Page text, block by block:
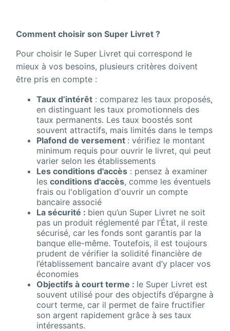
Comment choisir son Super Livret ?
Pour choisir le Super Livret qui correspond le
mieux à vos besoins, plusieurs critères doivent
être pris en compte :
Taux d’intérêt : comparez les taux proposés,
en distinguant les taux promotionnels des
taux permanents. Les taux boostés sont
souvent attractifs, mais limités dans le temps
Plafond de versement : vérifiez le montant
minimum requis pour ouvrir le livret, qui peut
varier selon les établissements
Les conditions d'accès : pensez à examiner
lesconditions d'accès, comme les éventuels
frais ou l'obligation d'ouvrir un compte
bancaire associé
La sécurité : bien qu’un Super Livret ne soit
pas un produit réglementé par l’État, il reste
sécurisé, car les fonds sont garantis par la
banque elle-même. Toutefois, il est toujours
prudent de vérifier la solidité financière de
l’établissement bancaire avant d’y placer vos
économies
Objectifs à court terme : le Super Livret est
souvent utilisé pour des objectifs d’épargne à
court terme, car il permet de faire fructifier
son argent rapidement grâce à ses taux
intéressants.